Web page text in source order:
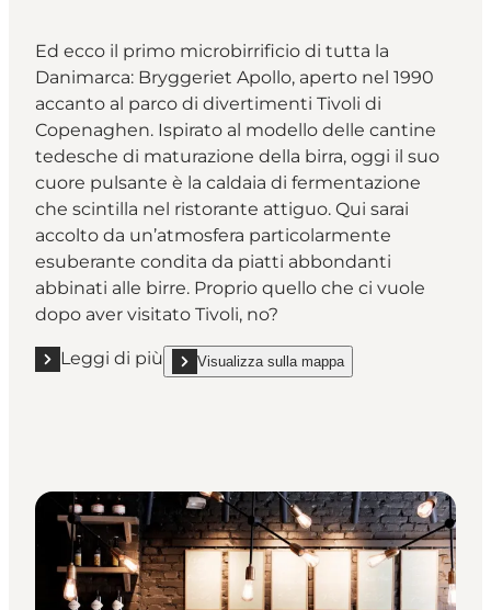
Ed ecco il primo microbirrificio di tutta la
Danimarca: Bryggeriet Apollo, aperto nel 1990
accanto al parco di divertimenti Tivoli di
Copenaghen. Ispirato al modello delle cantine
tedesche di maturazione della birra, oggi il suo
cuore pulsante è la caldaia di fermentazione
che scintilla nel ristorante attiguo. Qui sarai
accolto da un’atmosfera particolarmente
esuberante condita da piatti abbondanti
abbinati alle birre. Proprio quello che ci vuole
dopo aver visitato Tivoli, no?
Leggi di più
Leggi di più "Bryggeriet Apollo"
Visualizza sulla mappa
show Bryggeriet Apollo on_map